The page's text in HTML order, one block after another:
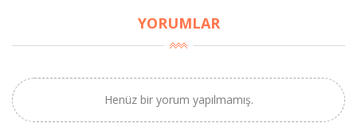
YORUMLAR
Henüz bir yorum yapılmamış.